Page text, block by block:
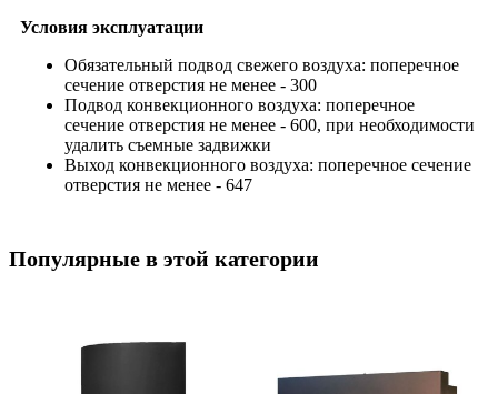
Условия эксплуатации
Обязательный подвод свежего воздуха: поперечное
сечение отверстия не менее - 300
Подвод конвекционного воздуха: поперечное
сечение отверстия не менее - 600, при необходимости
удалить съемные задвижки
Выход конвекционного воздуха: поперечное сечение
отверстия не менее - 647
Популярные в этой категории